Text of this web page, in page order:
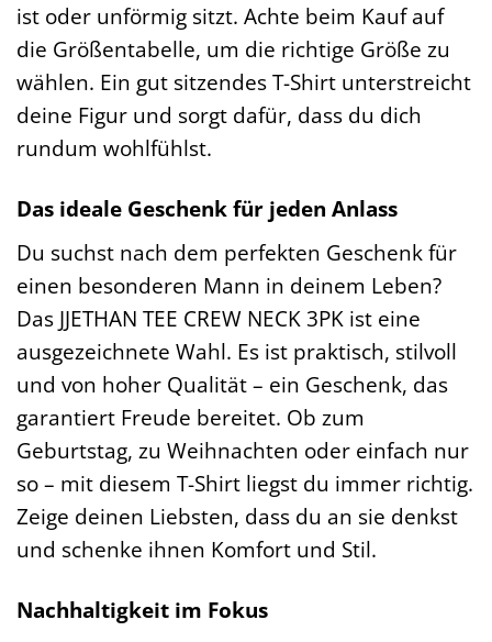
ist oder unförmig sitzt. Achte beim Kauf auf
die Größentabelle, um die richtige Größe zu
wählen. Ein gut sitzendes T-Shirt unterstreicht
deine Figur und sorgt dafür, dass du dich
rundum wohlfühlst.
Das ideale Geschenk für jeden Anlass
Du suchst nach dem perfekten Geschenk für
einen besonderen Mann in deinem Leben?
Das JJETHAN TEE CREW NECK 3PK ist eine
ausgezeichnete Wahl. Es ist praktisch, stilvoll
und von hoher Qualität – ein Geschenk, das
garantiert Freude bereitet. Ob zum
Geburtstag, zu Weihnachten oder einfach nur
so – mit diesem T-Shirt liegst du immer richtig.
Zeige deinen Liebsten, dass du an sie denkst
und schenke ihnen Komfort und Stil.
Nachhaltigkeit im Fokus